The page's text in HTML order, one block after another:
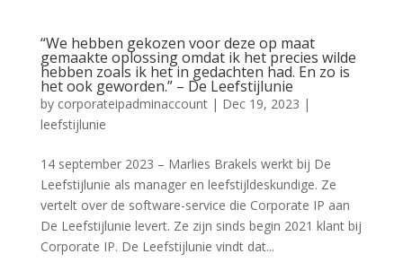
“We hebben gekozen voor deze op maat
gemaakte oplossing omdat ik het precies wilde
hebben zoals ik het in gedachten had. En zo is
het ook geworden.” – De Leefstijlunie
by corporateipadminaccount| Dec 19, 2023 |
leefstijlunie
14 september 2023 – Marlies Brakels werkt bij De
Leefstijlunie als manager en leefstijldeskundige. Ze
vertelt over de software-service die Corporate IP aan
De Leefstijlunie levert. Ze zijn sinds begin 2021 klant bij
Corporate IP. De Leefstijlunie vindt dat...